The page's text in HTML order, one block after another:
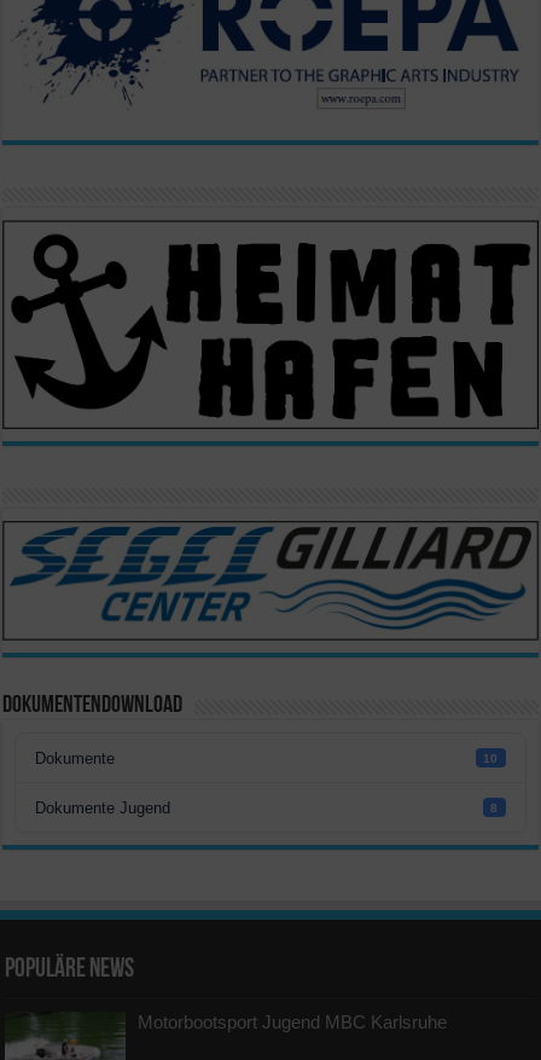
Dokumentendownload
Dokumente 10
Dokumente Jugend 8
Populäre News
Motorbootsport Jugend MBC Karlsruhe